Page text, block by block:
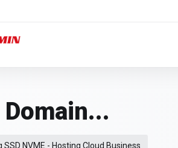
SSD NVME - Hosting Cloud Business